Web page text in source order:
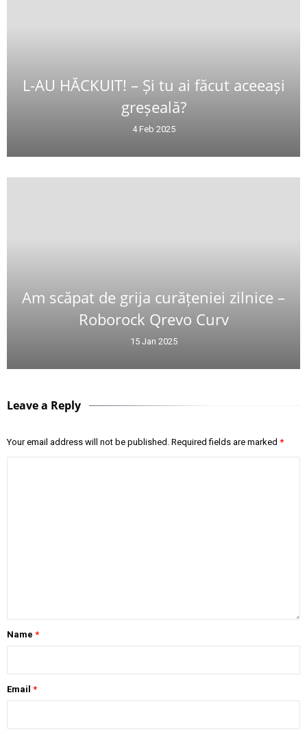
L-AU HĂCKUIT! – Și tu ai făcut aceeași
greșeală?
4 Feb 2025
Am scăpat de grija curățeniei zilnice –
Roborock Qrevo Curv
15 Jan 2025
Leave a Reply
Your email address will not be published. Required fields are marked *
Name *
Email *